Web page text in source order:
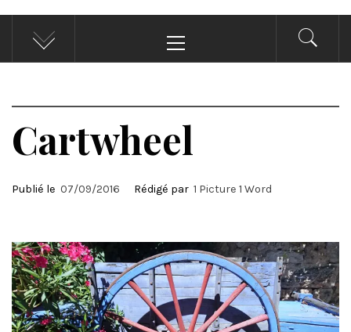
principal
Cartwheel
Publié le 07/09/2016 Rédigé par 1 Picture 1 Word